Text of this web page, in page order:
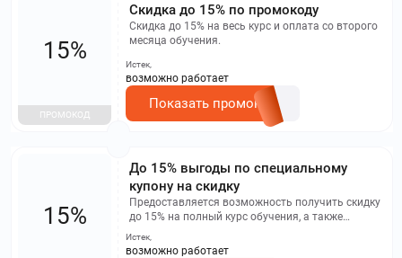
Скидка до 15% по промокоду
Скидка до 15% на весь курс и оплата со второго
месяца обучения.
15%
ПРОМОКОД
Истек,
возможно работает
Показать промокод
До 15% выгоды по специальному
купону на скидку
Предоставляется возможность получить скидку
до 15% на полный курс обучения, а также
оплатить обучение начиная со второго месяца.
15%
Истек,
возможно работает